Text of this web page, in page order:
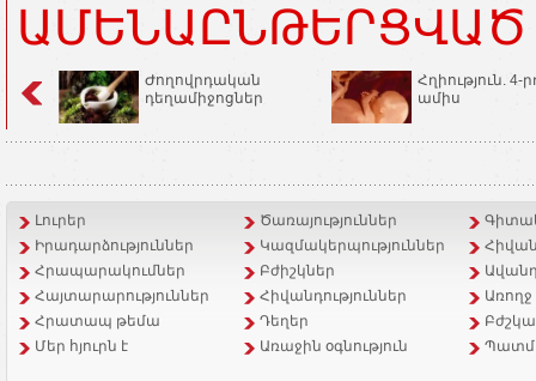
Ժողովրդական
դեղամիջոցներ
Հղիություն. 4-
ամիս
Լուրեր Ծառայություններ
Իրադարձություններ
Կազմակերպություններ
Հրապարակումներ
Բժիշկներ
Հայտարարություններ
Հիվանդություններ
Հրատապ թեմա
Դեղեր
Մեր հյուրն է
Առաջին օգնություն